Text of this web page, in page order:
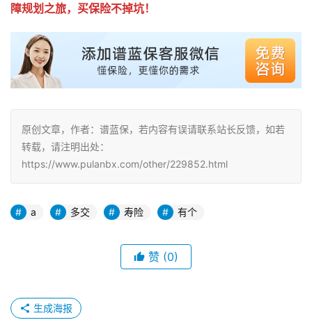
障规划之旅，买保险不掉坑！
原创文章，作者：谱蓝保，若内容有误请联系站长反馈，如若
转载，请注明出处：
https://www.pulanbx.com/other/229852.html
a 多交 寿险 有个
赞 (0)
生成海报